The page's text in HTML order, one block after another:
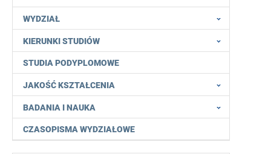
WYDZIAŁ
KIERUNKI STUDIÓW
STUDIA PODYPLOMOWE
JAKOŚĆ KSZTAŁCENIA
BADANIA I NAUKA
CZASOPISMA WYDZIAŁOWE